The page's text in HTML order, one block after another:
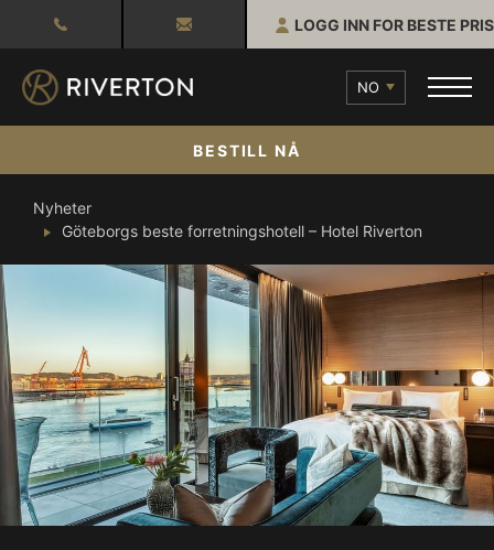
LOGG INN FOR BESTE PRIS
NO
BESTILL NÅ
Nyheter
Göteborgs beste forretningshotell – Hotel Riverton